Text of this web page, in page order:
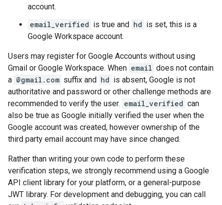
account.
email_verified is true and hd is set, this is a
Google Workspace account.
Users may register for Google Accounts without using
Gmail or Google Workspace. When email does not contain
a @gmail.com suffix and hd is absent, Google is not
authoritative and password or other challenge methods are
recommended to verify the user. email_verified can
also be true as Google initially verified the user when the
Google account was created, however ownership of the
third party email account may have since changed.
Rather than writing your own code to perform these
verification steps, we strongly recommend using a Google
API client library for your platform, or a general-purpose
JWT library. For development and debugging, you can call